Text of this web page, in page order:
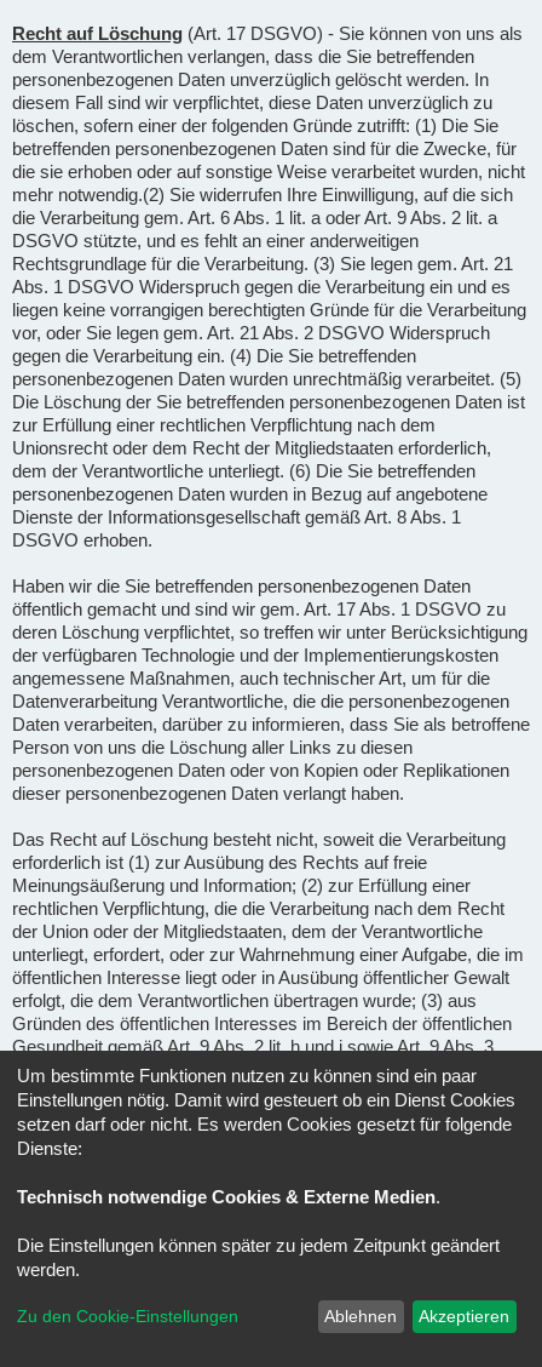
Recht auf Löschung (Art. 17 DSGVO) - Sie können von uns als
dem Verantwortlichen verlangen, dass die Sie betreffenden
personenbezogenen Daten unverzüglich gelöscht werden. In
diesem Fall sind wir verpflichtet, diese Daten unverzüglich zu
löschen, sofern einer der folgenden Gründe zutrifft: (1) Die Sie
betreffenden personenbezogenen Daten sind für die Zwecke, für
die sie erhoben oder auf sonstige Weise verarbeitet wurden, nicht
mehr notwendig.(2) Sie widerrufen Ihre Einwilligung, auf die sich
die Verarbeitung gem. Art. 6 Abs. 1 lit. a oder Art. 9 Abs. 2 lit. a
DSGVO stützte, und es fehlt an einer anderweitigen
Rechtsgrundlage für die Verarbeitung. (3) Sie legen gem. Art. 21
Abs. 1 DSGVO Widerspruch gegen die Verarbeitung ein und es
liegen keine vorrangigen berechtigten Gründe für die Verarbeitung
vor, oder Sie legen gem. Art. 21 Abs. 2 DSGVO Widerspruch
gegen die Verarbeitung ein. (4) Die Sie betreffenden
personenbezogenen Daten wurden unrechtmäßig verarbeitet. (5)
Die Löschung der Sie betreffenden personenbezogenen Daten ist
zur Erfüllung einer rechtlichen Verpflichtung nach dem
Unionsrecht oder dem Recht der Mitgliedstaaten erforderlich,
dem der Verantwortliche unterliegt. (6) Die Sie betreffenden
personenbezogenen Daten wurden in Bezug auf angebotene
Dienste der Informationsgesellschaft gemäß Art. 8 Abs. 1
DSGVO erhoben.
Haben wir die Sie betreffenden personenbezogenen Daten
öffentlich gemacht und sind wir gem. Art. 17 Abs. 1 DSGVO zu
deren Löschung verpflichtet, so treffen wir unter Berücksichtigung
der verfügbaren Technologie und der Implementierungskosten
angemessene Maßnahmen, auch technischer Art, um für die
Datenverarbeitung Verantwortliche, die die personenbezogenen
Daten verarbeiten, darüber zu informieren, dass Sie als betroffene
Person von uns die Löschung aller Links zu diesen
personenbezogenen Daten oder von Kopien oder Replikationen
dieser personenbezogenen Daten verlangt haben.
Das Recht auf Löschung besteht nicht, soweit die Verarbeitung
erforderlich ist (1) zur Ausübung des Rechts auf freie
Meinungsäußerung und Information; (2) zur Erfüllung einer
rechtlichen Verpflichtung, die die Verarbeitung nach dem Recht
der Union oder der Mitgliedstaaten, dem der Verantwortliche
unterliegt, erfordert, oder zur Wahrnehmung einer Aufgabe, die im
öffentlichen Interesse liegt oder in Ausübung öffentlicher Gewalt
erfolgt, die dem Verantwortlichen übertragen wurde; (3) aus
Gründen des öffentlichen Interesses im Bereich der öffentlichen
Gesundheit gemäß Art. 9 Abs. 2 lit. h und i sowie Art. 9 Abs. 3
DSGVO; (4) für im öffentlichen Interesse liegende Archivzwecke,
wissenschaftliche oder historische Forschungszwecke oder für
statistische Zwecke gem. Art. 89 Abs. 1 DSGVO, soweit das
unter Abschnitt a) genannte Recht voraussichtlich die
Verwirklichung der Ziele dieser Verarbeitung unmöglich macht
Ausübung oder Verteidigung von Rechtsansprüchen.
Recht auf Einschränkung der Verarbeitung(Art. 18 DSGVO) -
Unter den folgenden Voraussetzungen können Sie die
Einschränkung der Verarbeitung der Sie betreffenden
personenbezogenen Daten verlangen: wenn Sie die Richtigkeit
Um bestimmte Funktionen nutzen zu können sind ein paar
Einstellungen nötig. Damit wird gesteuert ob ein Dienst Cookies
setzen darf oder nicht. Es werden Cookies gesetzt für folgende
Dienste:
Technisch notwendige Cookies & Externe Medien.
Die Einstellungen können später zu jedem Zeitpunkt geändert
werden.
Zu den Cookie-Einstellungen Ablehnen Akzeptieren